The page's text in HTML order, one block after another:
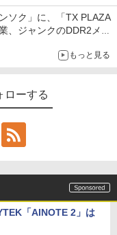
ソク」に、「TX PLAZA
、ジャンクのDDR2メモ
もっと見る
ローする
「AINOTE 2」は